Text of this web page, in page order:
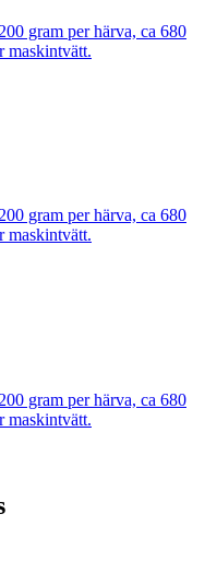
gram per härva, ca 680
maskintvätt.
gram per härva, ca 680
maskintvätt.
gram per härva, ca 680
maskintvätt.